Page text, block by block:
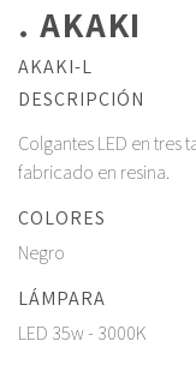
. AKAKI
AKAKI-L
DESCRIPCIÓN
Colgantes LED en
fabricado en resina.
COLORES
Negro
LÁMPARA
LED 35w - 3000K